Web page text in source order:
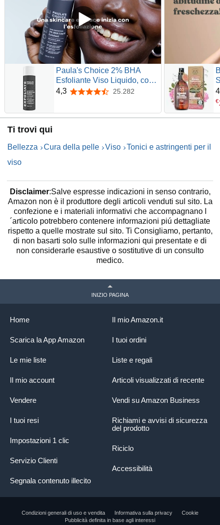
Paula's Choice 2% BHA
Esfoliante Viso Liquido, con
Acido Salicilico, 118 ml |
Minimizza i Pori Dilatati - per
4,3 4,3 su 5 stelle25.282
€
Ti trovi qui
Bellezza Cura della pelle Viso
Tonici e astringenti per il
viso
Disclaimer:Salve espresse indicazioni in senso contrario,
Amazon non è il produttore degli articoli venduti sul sito. La
confezione e i materiali informativi che accompagnano l
´articolo potrebbero contenere informazioni piú dettagliate
rispetto a quelle mostrate sul sito. Ti Consigliamo, pertanto,
di non basarti solo sulle informazioni qui presentate e di
non considerarle esaustive o sostitutive di un consulto
medico.
INIZIO PAGINA
Il mio Amazon.it
I tuoi ordini
Liste e regali
Articoli visualizzati di recente
Vendi su Amazon Business
Richiami e avvisi di sicurezza
del prodotto
Riciclo
Accessibilità
Home
Scarica la App Amazon
Le mie liste
Il mio account
Vendere
I tuoi resi
Impostazioni 1 clic
Servizio Clienti
Segnala contenuto illecito
Condizioni generali di uso e vendita Informativa sulla privacy
Cookie
Pubblicità definita in base agli interessi